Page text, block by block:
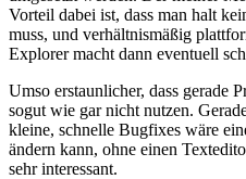
Vorteil dabei ist, dass man halt
muss, und verhältnismäßig
Explorer macht dann eventuell
Umso erstaunlicher, dass gerade
sogut wie gar nicht nutzen.
kleine, schnelle Bugfixes wäre
ändern kann, ohne einen
sehr interessant.